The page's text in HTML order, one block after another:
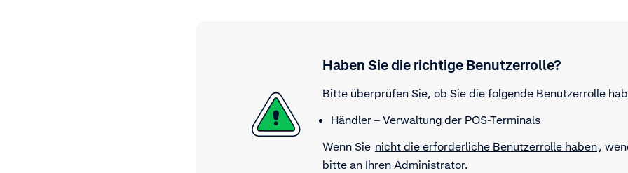
Haben Sie die richtige Benutzerrolle?
Bitte überprüfen Sie, ob Sie die folgende Benutzerrolle
Händler – Verwaltung der POS-Terminals
Wenn Sie nicht die erforderliche Benutzerrolle haben,
bitte an Ihren Administrator.